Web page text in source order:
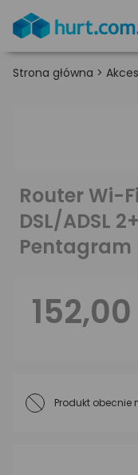
Strona główna >
Router Wi-
DSL/ADSL
Pentagram
152,00
Produkt obecnie